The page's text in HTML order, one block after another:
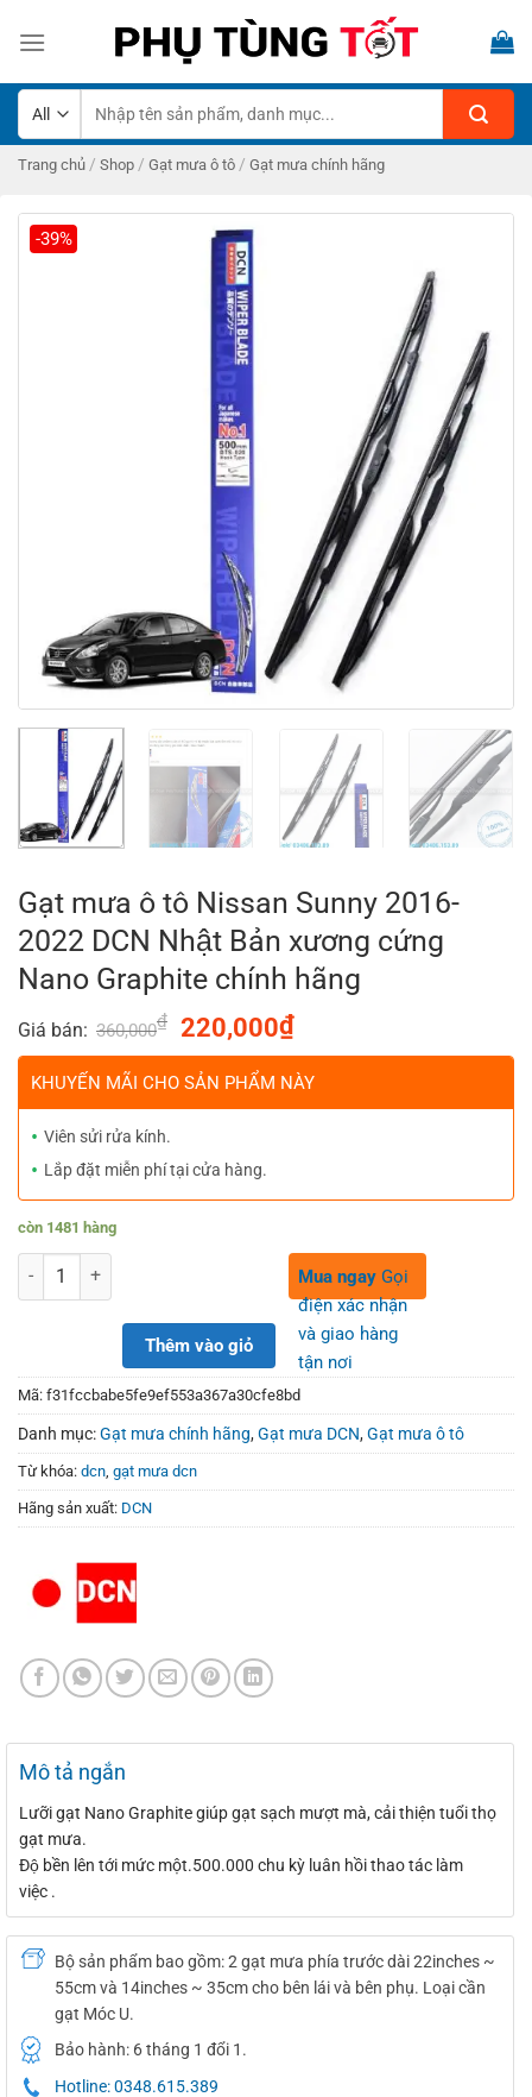
kiếm:
Trang chủ / Shop / Gạt mưa ô tô / Gạt mưa chính hãng
-39%
Gạt mưa ô tô Nissan Sunny 2016-
2022 DCN Nhật Bản xương cứng
Nano Graphite chính hãng
Giá bán: 360,000₫
Original
price
was:
360,000₫.
220,000₫Current
price
is:
220,000₫.
KHUYẾN MÃI CHO SẢN PHẨM NÀY
Viên sửi rửa kính.
Lắp đặt miễn phí tại cửa hàng.
còn 1481 hàng
Số lượng
Thêm vào giỏ
Mua ngay Gọi
điện xác nhận
và giao hàng
tận nơi
Mã: f31fccbabe5fe9ef553a367a30cfe8bd
Danh mục:Gạt mưa chính hãng,Gạt mưa DCN,Gạt mưa ô tô
Từ khóa: dcn gạt mưa dcn
Hãng sản xuất: DCN
Mô tả ngắn
Lưỡi gạt Nano Graphite giúp gạt sạch mượt mà, cải thiện tuổi thọ
gạt mưa.
Độ bền lên tới mức một.500.000 chu kỳ luân hồi thao tác làm
việc .
Bộ sản phẩm bao gồm: 2 gạt mưa phía trước dài 22inches ~
55cm và 14inches ~ 35cm cho bên lái và bên phụ. Loại cần
gạt Móc U.
Bảo hành: 6 tháng 1 đổi 1.
Hotline: 0348.615.389